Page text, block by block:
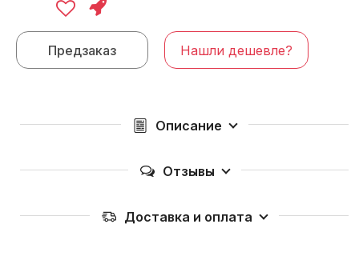
Предзаказ Нашли дешевле?
Описание
Отзывы
Доставка и оплата